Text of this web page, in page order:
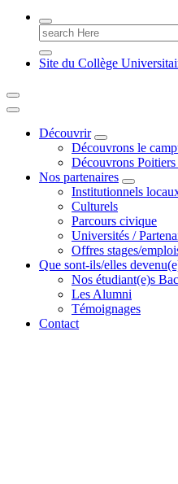
Poitiers presente !
Search
for:
Site du Collège
Découvrir
Découvrons le
Découvrons Poitiers
Nos partenaires
Institutionnels
Culturels
Parcours civique
Universités /
Offres stages/
Que sont-ils/elles
Nos étudiant(e)s
Les Alumni
Témoignages
Contact